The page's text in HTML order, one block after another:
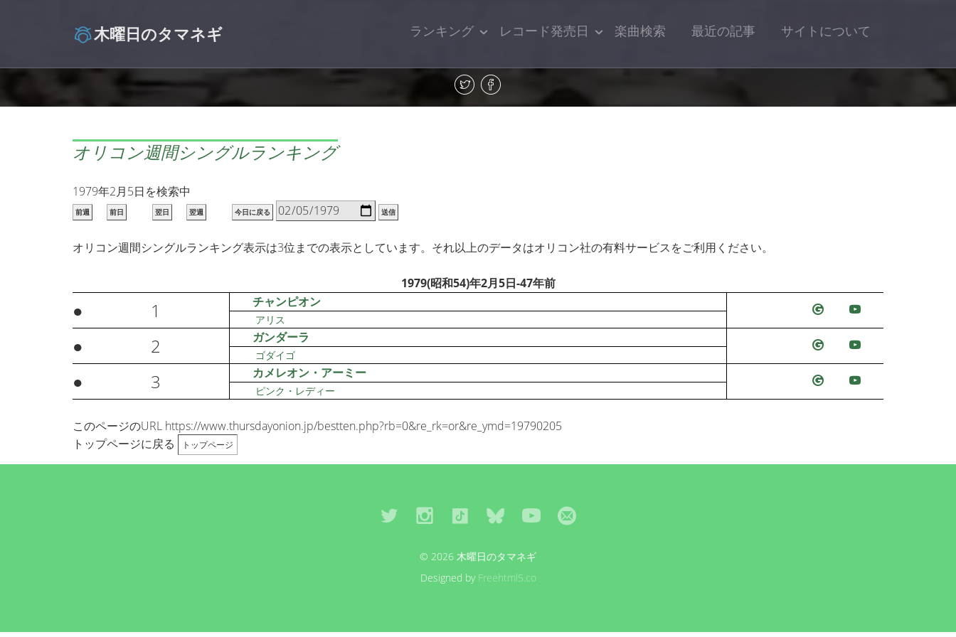
木曜日のタマネギ ランキング レコード発売日 楽曲検索 最近の記事 サイトについて
オリコン週間シングルランキング
1979年2月5日を検索中
前週 前日 翌日 翌週 今日に戻る 送信
オリコン週間シングルランキング表示は3位までの表示としています。それ以上のデータはオリコン社の有料サービスをご利用ください。
1979(昭和54)年2月5日-47年前
● 1 チャンピオン
アリス
● 2 ガンダーラ
ゴダイゴ
● 3 カメレオン・アーミー
ピンク・レディー
このページのURL https://www.thursdayonion.jp/bestten.php?rb=0&re_rk=or&re_ymd=19790205
トップページに戻る
トップページ
© 2026 木曜日のタマネギ
Designed by Freehtml5.co